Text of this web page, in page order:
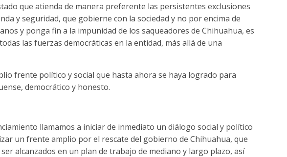
que atienda de manera preferente las persistentes exclusiones
y seguridad, que gobierne con la sociedad y no por encima de
y ponga fin a la impunidad de los saqueadores de Chihuahua, es
las fuerzas democráticas en la entidad, más allá de una
frente político y social que hasta ahora se haya logrado para
democrático y honesto.
llamamos a iniciar de inmediato un diálogo social y político
un frente amplio por el rescate del gobierno de Chihuahua, que
alcanzados en un plan de trabajo de mediano y largo plazo, así